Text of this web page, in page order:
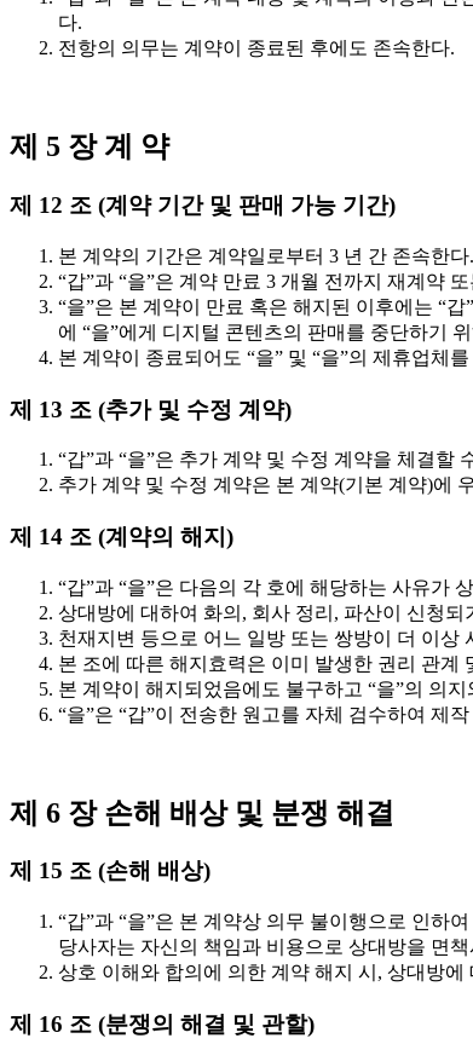
다.
전항의 의무는 계약이 종료된 후에도 존속한다.
제 5 장 계 약
제 12 조 (계약 기간 및 판매 가능 기간)
본 계약의 기간은 계약일로부터 3 년 간 존속한다.
“갑”과 “을”은 계약 만료 3 개월 전까지 재계약
“을”은 본 계약이 만료 혹은 해지된 이후에는 “
에 “을”에게 디지털 콘텐츠의 판매를 중단하기
본 계약이 종료되어도 “을” 및 “을”의 제휴업체
제 13 조 (추가 및 수정 계약)
“갑”과 “을”은 추가 계약 및 수정 계약을 체결할
추가 계약 및 수정 계약은 본 계약(기본 계약)에
제 14 조 (계약의 해지)
“갑”과 “을”은 다음의 각 호에 해당하는 사유가
상대방에 대하여 화의, 회사 정리, 파산이 신청
천재지변 등으로 어느 일방 또는 쌍방이 더 이상
본 조에 따른 해지효력은 이미 발생한 권리 관
본 계약이 해지되었음에도 불구하고 “을”의 의
“을”은 “갑”이 전송한 원고를 자체 검수하여 제
제 6 장 손해 배상 및 분쟁 해결
제 15 조 (손해 배상)
“갑”과 “을”은 본 계약상 의무 불이행으로 인하
당사자는 자신의 책임과 비용으로 상대방을 면
상호 이해와 합의에 의한 계약 해지 시, 상대방
제 16 조 (분쟁의 해결 및 관할)